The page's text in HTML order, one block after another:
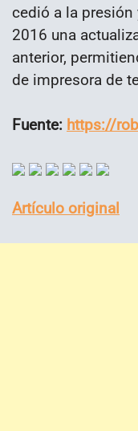
cedió a la
2016 una
anterior,
de impresora de
Fuente: https://
Artículo original